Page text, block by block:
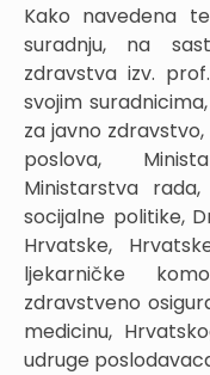
Kako navedena
suradnju, na
zdravstva izv.
svojim
za javno
poslova,
Ministarstva
socijalne politike,
Hrvatske,
ljekarničke
zdravstveno
medicinu,
udruge